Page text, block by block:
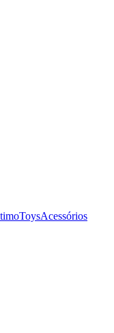
ToysAcessórios